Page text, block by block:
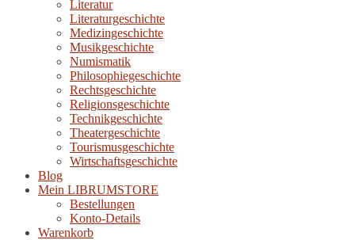
Literatur
Literaturgeschichte
Medizingeschichte
Musikgeschichte
Numismatik
Philosophiegeschichte
Rechtsgeschichte
Religionsgeschichte
Technikgeschichte
Theatergeschichte
Tourismusgeschichte
Wirtschaftsgeschichte
Blog
Mein LIBRUMSTORE
Bestellungen
Konto-Details
Warenkorb